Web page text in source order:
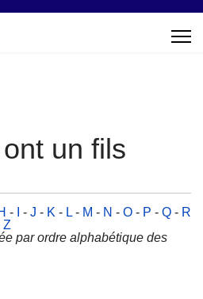
un fils
- - J - K - L - M - N - O - P - Q - R
Z
par ordre alphabétique des